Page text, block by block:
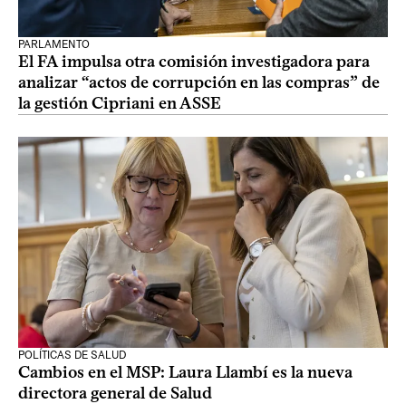
PARLAMENTO
El FA impulsa otra comisión investigadora para
analizar “actos de corrupción en las compras” de
la gestión Cipriani en ASSE
POLÍTICAS DE SALUD
Cambios en el MSP: Laura Llambí es la nueva
directora general de Salud